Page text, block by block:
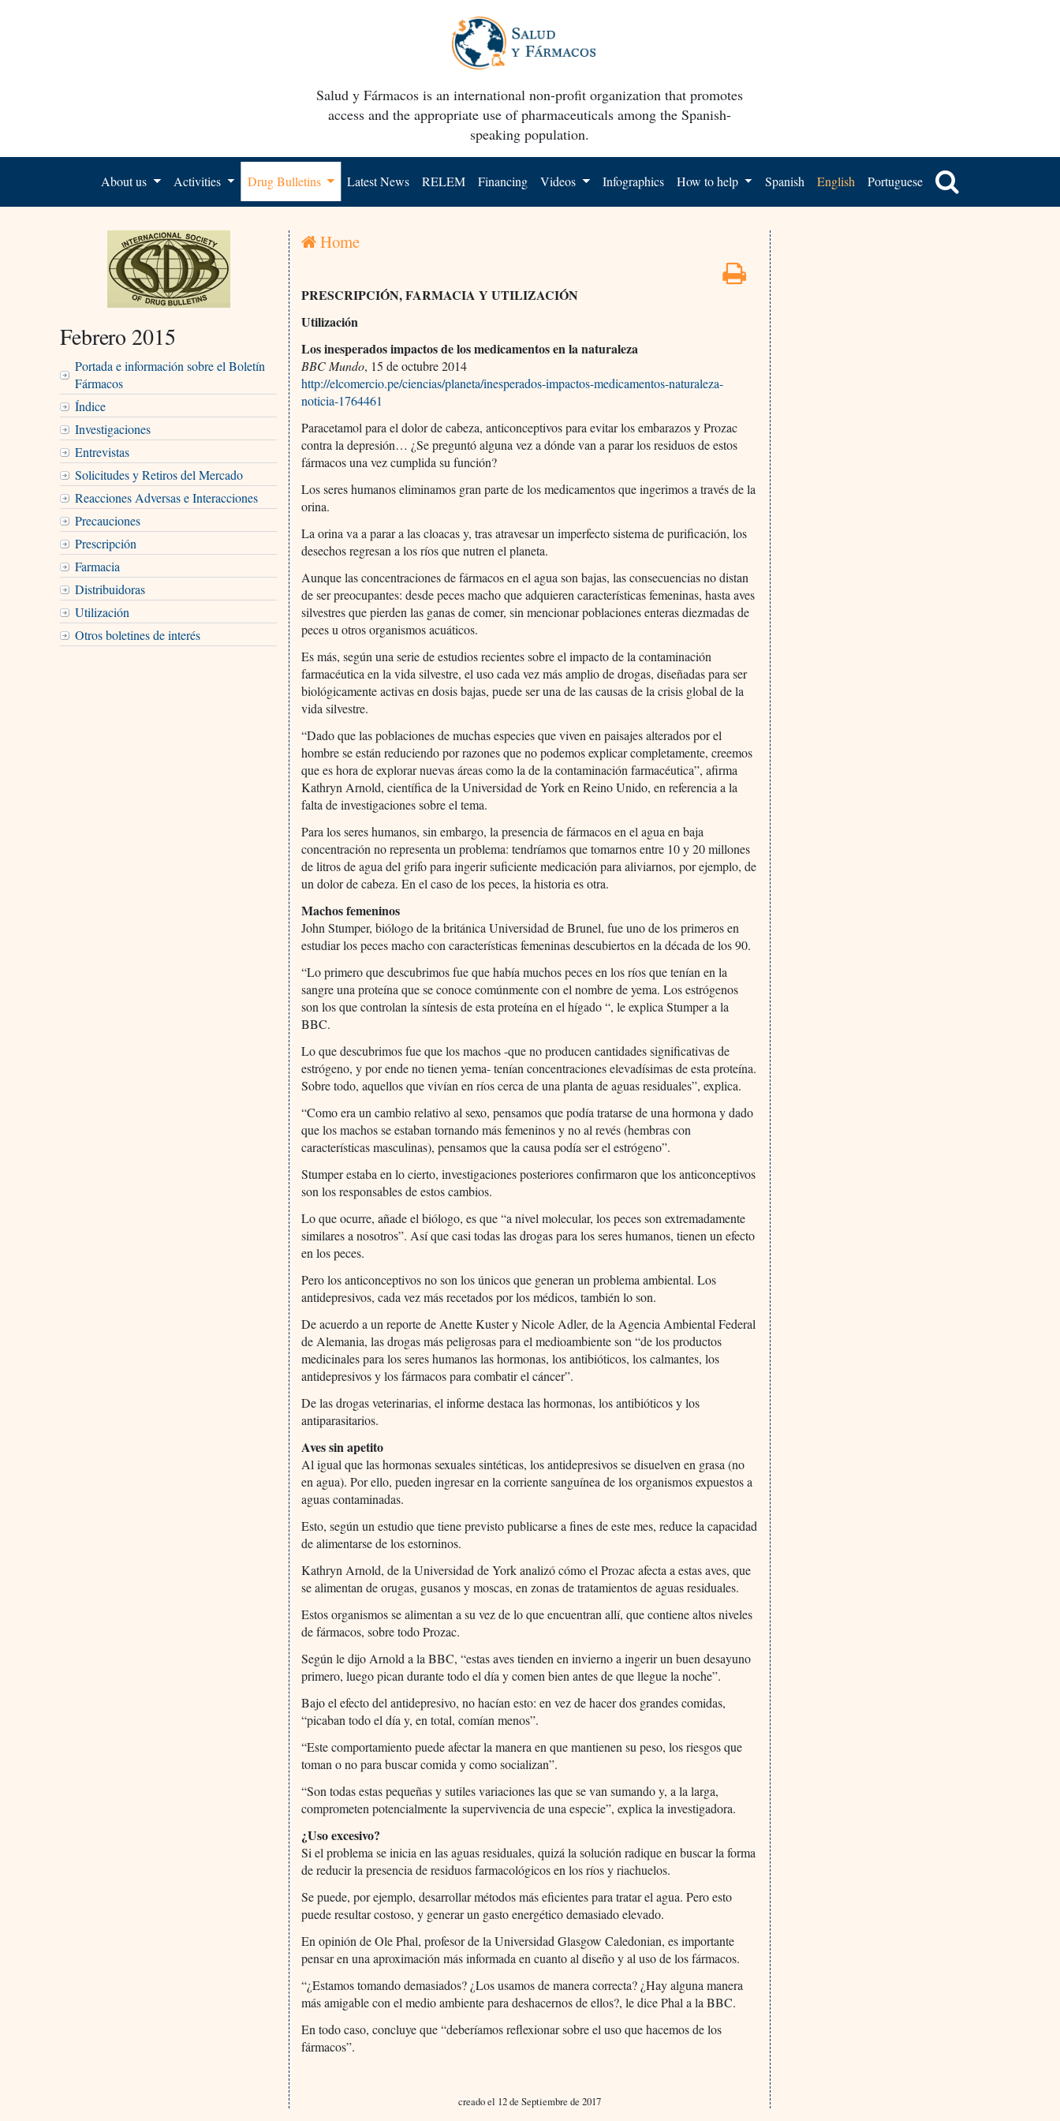
Salud y Fármacos is an international non-profit organization that promotes
access and the appropriate use of pharmaceuticals among the Spanish-
speaking population.
About us Activities Drug Bulletins Latest News RELEM Financing Videos Infographics How to help Spanish English Portuguese
Febrero 2015
Portada e información sobre el Boletín
Fármacos
Índice
Investigaciones
Entrevistas
Solicitudes y Retiros del Mercado
Reacciones Adversas e Interacciones
Precauciones
Prescripción
Farmacia
Distribuidoras
Utilización
Otros boletines de interés
Home
PRESCRIPCIÓN, FARMACIA Y UTILIZACIÓN
Utilización
Los inesperados impactos de los medicamentos en la naturaleza
BBC Mundo, 15 de octubre 2014
http://elcomercio.pe/ciencias/planeta/inesperados-impactos-medicamentos-naturaleza-
noticia-1764461
Paracetamol para el dolor de cabeza, anticonceptivos para evitar los embarazos y Prozac
contra la depresión… ¿Se preguntó alguna vez a dónde van a parar los residuos de estos
fármacos una vez cumplida su función?
Los seres humanos eliminamos gran parte de los medicamentos que ingerimos a través de la
orina.
La orina va a parar a las cloacas y, tras atravesar un imperfecto sistema de purificación, los
desechos regresan a los ríos que nutren el planeta.
Aunque las concentraciones de fármacos en el agua son bajas, las consecuencias no distan
de ser preocupantes: desde peces macho que adquieren características femeninas, hasta aves
silvestres que pierden las ganas de comer, sin mencionar poblaciones enteras diezmadas de
peces u otros organismos acuáticos.
Es más, según una serie de estudios recientes sobre el impacto de la contaminación
farmacéutica en la vida silvestre, el uso cada vez más amplio de drogas, diseñadas para ser
biológicamente activas en dosis bajas, puede ser una de las causas de la crisis global de la
vida silvestre.
“Dado que las poblaciones de muchas especies que viven en paisajes alterados por el
hombre se están reduciendo por razones que no podemos explicar completamente, creemos
que es hora de explorar nuevas áreas como la de la contaminación farmacéutica”, afirma
Kathryn Arnold, científica de la Universidad de York en Reino Unido, en referencia a la
falta de investigaciones sobre el tema.
Para los seres humanos, sin embargo, la presencia de fármacos en el agua en baja
concentración no representa un problema: tendríamos que tomarnos entre 10 y 20 millones
de litros de agua del grifo para ingerir suficiente medicación para aliviarnos, por ejemplo, de
un dolor de cabeza. En el caso de los peces, la historia es otra.
Machos femeninos
John Stumper, biólogo de la británica Universidad de Brunel, fue uno de los primeros en
estudiar los peces macho con características femeninas descubiertos en la década de los 90.
“Lo primero que descubrimos fue que había muchos peces en los ríos que tenían en la
sangre una proteína que se conoce comúnmente con el nombre de yema. Los estrógenos
son los que controlan la síntesis de esta proteína en el hígado “, le explica Stumper a la
BBC.
Lo que descubrimos fue que los machos -que no producen cantidades significativas de
estrógeno, y por ende no tienen yema- tenían concentraciones elevadísimas de esta proteína.
Sobre todo, aquellos que vivían en ríos cerca de una planta de aguas residuales”, explica.
“Como era un cambio relativo al sexo, pensamos que podía tratarse de una hormona y dado
que los machos se estaban tornando más femeninos y no al revés (hembras con
características masculinas), pensamos que la causa podía ser el estrógeno”.
Stumper estaba en lo cierto, investigaciones posteriores confirmaron que los anticonceptivos
son los responsables de estos cambios.
Lo que ocurre, añade el biólogo, es que “a nivel molecular, los peces son extremadamente
similares a nosotros”. Así que casi todas las drogas para los seres humanos, tienen un efecto
en los peces.
Pero los anticonceptivos no son los únicos que generan un problema ambiental. Los
antidepresivos, cada vez más recetados por los médicos, también lo son.
De acuerdo a un reporte de Anette Kuster y Nicole Adler, de la Agencia Ambiental Federal
de Alemania, las drogas más peligrosas para el medioambiente son “de los productos
medicinales para los seres humanos las hormonas, los antibióticos, los calmantes, los
antidepresivos y los fármacos para combatir el cáncer”.
De las drogas veterinarias, el informe destaca las hormonas, los antibióticos y los
antiparasitarios.
Aves sin apetito
Al igual que las hormonas sexuales sintéticas, los antidepresivos se disuelven en grasa (no
en agua). Por ello, pueden ingresar en la corriente sanguínea de los organismos expuestos a
aguas contaminadas.
Esto, según un estudio que tiene previsto publicarse a fines de este mes, reduce la capacidad
de alimentarse de los estorninos.
Kathryn Arnold, de la Universidad de York analizó cómo el Prozac afecta a estas aves, que
se alimentan de orugas, gusanos y moscas, en zonas de tratamientos de aguas residuales.
Estos organismos se alimentan a su vez de lo que encuentran allí, que contiene altos niveles
de fármacos, sobre todo Prozac.
Según le dijo Arnold a la BBC, “estas aves tienden en invierno a ingerir un buen desayuno
primero, luego pican durante todo el día y comen bien antes de que llegue la noche”.
Bajo el efecto del antidepresivo, no hacían esto: en vez de hacer dos grandes comidas,
“picaban todo el día y, en total, comían menos”.
“Este comportamiento puede afectar la manera en que mantienen su peso, los riesgos que
toman o no para buscar comida y como socializan”.
“Son todas estas pequeñas y sutiles variaciones las que se van sumando y, a la larga,
comprometen potencialmente la supervivencia de una especie”, explica la investigadora.
¿Uso excesivo?
Si el problema se inicia en las aguas residuales, quizá la solución radique en buscar la forma
de reducir la presencia de residuos farmacológicos en los ríos y riachuelos.
Se puede, por ejemplo, desarrollar métodos más eficientes para tratar el agua. Pero esto
puede resultar costoso, y generar un gasto energético demasiado elevado.
En opinión de Ole Phal, profesor de la Universidad Glasgow Caledonian, es importante
pensar en una aproximación más informada en cuanto al diseño y al uso de los fármacos.
“¿Estamos tomando demasiados? ¿Los usamos de manera correcta? ¿Hay alguna manera
más amigable con el medio ambiente para deshacernos de ellos?, le dice Phal a la BBC.
En todo caso, concluye que “deberíamos reflexionar sobre el uso que hacemos de los
fármacos”.
creado el 12 de Septiembre de 2017